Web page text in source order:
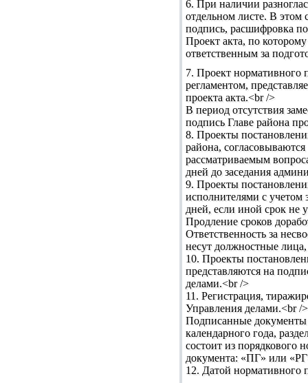
6. При наличии
отдельном листе. В этом
подпись, расшифровка
Проект акта, по
ответственным за
7. Проект нормативного
регламентом,
проекта акта.<br />
В период отсутствия
подпись Главе района
8. Проекты
района,
рассматриваемым
дней до заседания
9. Проекты
исполнителями с учетом
дней, если иной срок не
Продление сроков
Ответственность за
несут должностные
10. Проекты
представляются на
делами.<br />
11. Регистрация,
Управления делами.<br />
Подписанные документы
календарного года,
состоит из порядкового
документа: «ПГ» или
12. Датой нормативного